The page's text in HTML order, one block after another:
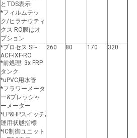
とTDS表示
*フィルムテッ
ク/ヒラナウティ
クス RO膜はオ
プション
*プロセス:SF-
ACF-IXF-RO
*前処理: 3x FRP
タンク
*uPVC用水管
*フラワーメータ
ー&プレッシャ
ーメーター
*LP&HPスイッチ;
運用状態指標
*IC制御ユニット
260 80 170 320